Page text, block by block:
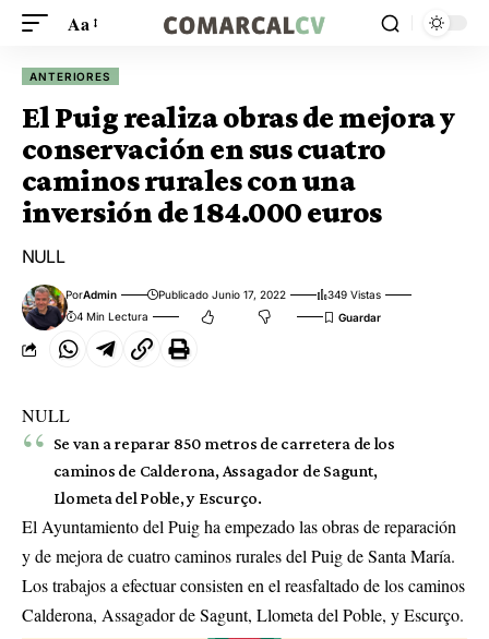
Aa
ANTERIORES
El Puig realiza obras de mejora y
conservación en sus cuatro
caminos rurales con una
inversión de 184.000 euros
NULL
PorAdmin Publicado Junio 17, 2022
349 Vistas
4 Min Lectura
NULL
Se van a reparar 850 metros de carretera de los
caminos de Calderona, Assagador de Sagunt,
Llometa del Poble, y Escurço.
El Ayuntamiento del Puig ha empezado las obras de reparación
y de mejora de cuatro caminos rurales del Puig de Santa María.
Los trabajos a efectuar consisten en el reasfaltado de los caminos
Calderona, Assagador de Sagunt, Llometa del Poble, y Escurço.